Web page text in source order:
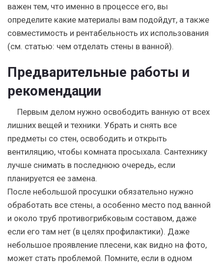
важен тем, что именно в процессе его, вы
определите какие материалы вам подойдут, а также
совместимость и рентабельность их использования
(см. статью: чем отделать стены в ванной).
Предварительные работы и
рекомендации
Первым делом нужно освободить ванную от всех
лишних вещей и техники. Убрать и снять все
предметы со стен, освободить и открыть
вентиляцию, чтобы комната просыхала. Сантехнику
лучше снимать в последнюю очередь, если
планируется ее замена.
После небольшой просушки обязательно нужно
обработать все стены, а особенно место под ванной
и около труб противогрибковым составом, даже
если его там нет (в целях профилактики). Даже
небольшое проявление плесени, как видно на фото,
может стать проблемой. Помните, если в одном